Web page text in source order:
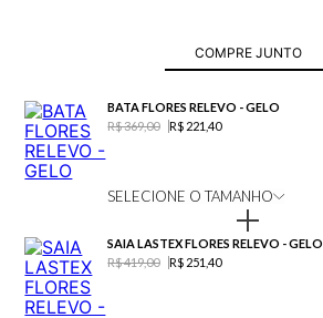
COMPRE JUNTO
BATA FLORES RELEVO - GELO
R$ 369,00
R$ 221,40
SELECIONE O TAMANHO
SAIA LASTEX FLORES RELEVO - GELO
R$ 419,00
R$ 251,40